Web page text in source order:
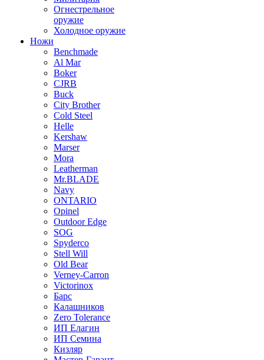
Огнестрельное
оружие
Холодное оружие
Ножи
Benchmade
Al Mar
Boker
CJRB
Buck
City Brother
Cold Steel
Helle
Kershaw
Marser
Mora
Leatherman
Mr.BLADE
Navy
ONTARIO
Opinel
Outdoor Edge
SOG
Spyderco
Stell Will
Old Bear
Verney-Carron
Victorinox
Барс
Калашников
Zero Tolerance
ИП Елагин
ИП Семина
Кизляр